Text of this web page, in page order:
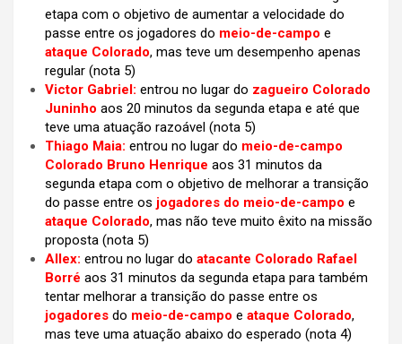
etapa com o objetivo de aumentar a velocidade do
passe entre os jogadores do meio-de-campo e
ataque Colorado, mas teve um desempenho apenas
regular (nota 5)
Victor Gabriel: entrou no lugar do zagueiro Colorado
Juninho aos 20 minutos da segunda etapa e até que
teve uma atuação razoável (nota 5)
Thiago Maia: entrou no lugar do meio-de-campo
Colorado Bruno Henrique aos 31 minutos da
segunda etapa com o objetivo de melhorar a transição
do passe entre os jogadores do meio-de-campo e
ataque Colorado, mas não teve muito êxito na missão
proposta (nota 5)
Allex: entrou no lugar do atacante Colorado Rafael
Borré aos 31 minutos da segunda etapa para também
tentar melhorar a transição do passe entre os
jogadores do meio-de-campo e ataque Colorado,
mas teve uma atuação abaixo do esperado (nota 4)